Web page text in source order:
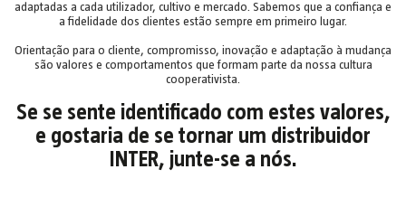
adaptadas a cada utilizador, cultivo e mercado. Sabemos que a confiança e
a fidelidade dos clientes estão sempre em primeiro lugar.
Orientação para o cliente, compromisso, inovação e adaptação à mudança
são valores e comportamentos que formam parte da nossa cultura
cooperativista.
Se se sente identificado com estes valores,
e gostaria de se tornar um distribuidor
INTER, junte-se a nós.